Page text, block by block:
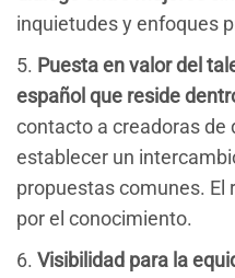
inquietudes y enfoques
5. Puesta en valor del
español que reside
contacto a creadoras de
establecer un
propuestas comunes.
por el conocimiento.
6. Visibilidad para la